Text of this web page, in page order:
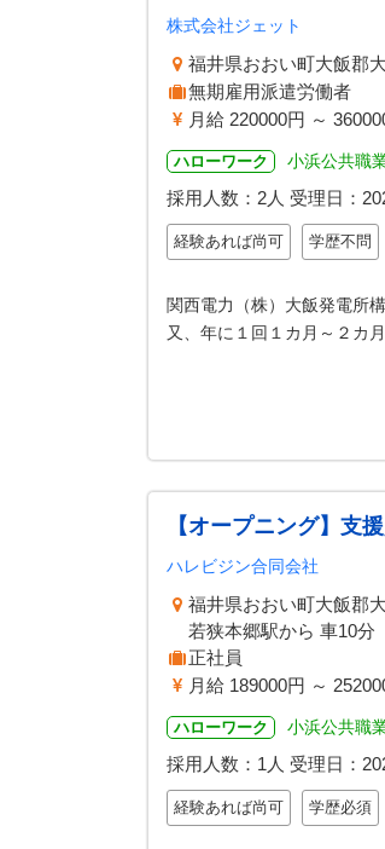
株式会社ジェット
福井県おおい町大飯
無期雇用派遣労働者
月給 220000円 ～
ハローワーク 小浜公共職
採用人数：2人 受理日：
経験あれば尚可 学歴不問
関西電力（株）大飯発電所
又、年に１回１カ月～２カ
【オープニング】支
ハレビジン合同会社
福井県おおい町大
若狭本郷駅から 車10分
正社員
月給 189000円 ～
ハローワーク 小浜公共職
採用人数：1人 受理日：
経験あれば尚可 学歴必須